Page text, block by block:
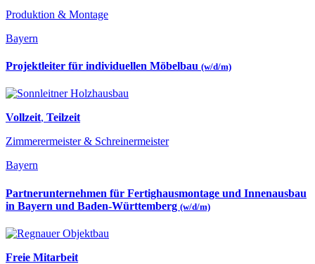
Produktion & Montage
Bayern
Projektleiter für individuellen Möbelbau (w/d/m)
Vollzeit, Teilzeit
Zimmerermeister & Schreinermeister
Bayern
Partnerunternehmen für Fertighausmontage und Innenausbau
in Bayern und Baden-Württemberg (w/d/m)
Freie Mitarbeit